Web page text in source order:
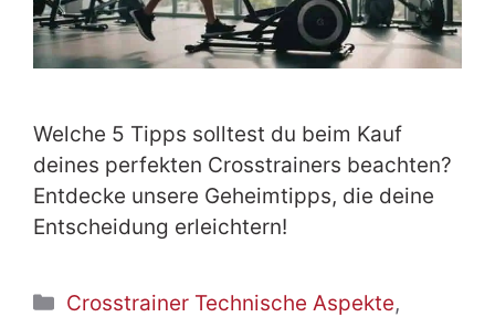
Welche 5 Tipps solltest du beim Kauf
deines perfekten Crosstrainers beachten?
Entdecke unsere Geheimtipps, die deine
Entscheidung erleichtern!
Kategorien
Crosstrainer Technische Aspekte,